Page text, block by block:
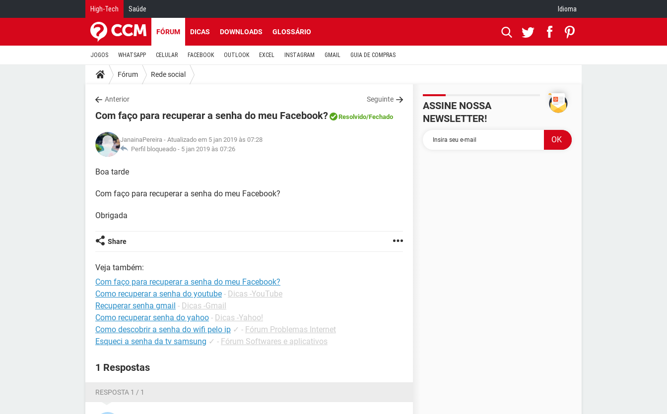
High-Tech Saúde Idioma
FÓRUM DICAS DOWNLOADS GLOSSÁRIO
JOGOS WHATSAPP CELULAR FACEBOOK OUTLOOK EXCEL INSTAGRAM GMAIL GUIA DE COMPRAS
Fórum Rede social
Anterior Seguinte
Com faço para recuperar a senha do meu Facebook? Resolvido/Fechado
JanainaPereira - Atualizado em 5 jan 2019 às 07:28
Perfil bloqueado - 5 jan 2019 às 07:26
Boa tarde
Com faço para recuperar a senha do meu Facebook?
Obrigada
Share
Veja também:
Com faço para recuperar a senha do meu Facebook?
Como recuperar a senha do youtube - Dicas -YouTube
Recuperar senha gmail - Dicas -Gmail
Como recuperar senha do yahoo - Dicas -Yahoo!
Como descobrir a senha do wifi pelo ip ✓ - Fórum Problemas Internet
Esqueci a senha da tv samsung ✓ - Fórum Softwares e aplicativos
1 Respostas
RESPOSTA 1 / 1
ASSINE NOSSA
NEWSLETTER!